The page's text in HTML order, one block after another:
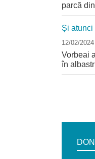
parcă
Și atunci
12/02/2024
Vorbeai
în